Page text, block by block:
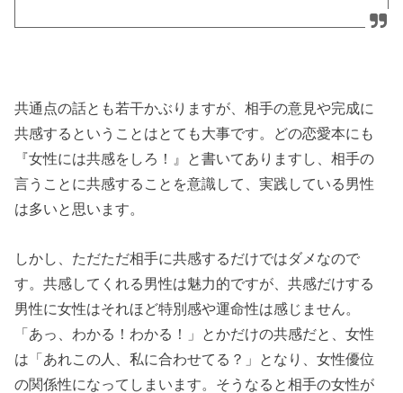
共通点の話とも若干かぶりますが、相手の意見や完成に
共感するということはとても大事です。どの恋愛本にも
『女性には共感をしろ！』と書いてありますし、相手の
言うことに共感することを意識して、実践している男性
は多いと思います。
しかし、ただただ相手に共感するだけではダメなので
す。共感してくれる男性は魅力的ですが、共感だけする
男性に女性はそれほど特別感や運命性は感じません。
「あっ、わかる！わかる！」とかだけの共感だと、女性
は「あれこの人、私に合わせてる？」となり、女性優位
の関係性になってしまいます。そうなると相手の女性が